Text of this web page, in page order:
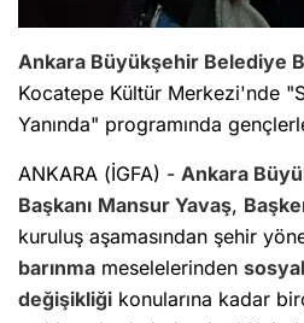
Ankara Büyükşehir Belediye
Kocatepe Kültür Merkezi'nde
Yanında" programında
ANKARA (İGFA) - Ankara
Başkanı Mansur Yavaş,
kuruluş aşamasından şehir
barınma meselelerinden
değişikliği konularına kadar